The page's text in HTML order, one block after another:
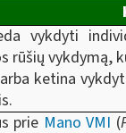
vykdyti
rūšių vykdymą,
ketina
prie Mano VMI (